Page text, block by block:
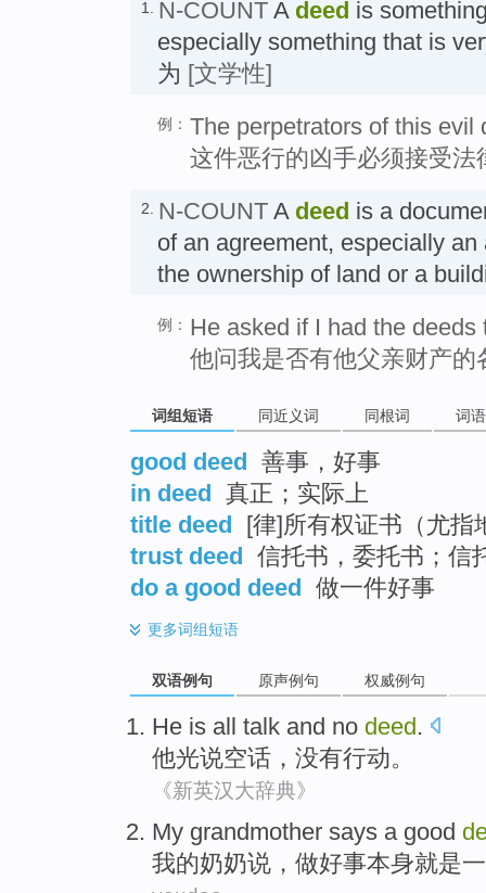
1. N-COUNT A deed is
especially something that is
为 [文学性]
例： The perpetrators of this evil
这件恶行的凶手必须接受法
2. N-COUNT A deed is a
of an agreement, especially
the ownership of land or a
例： He asked if I had the deeds
他问我是否有他父亲财产的
词组短语 同近义词 同根词 词
good deed 善事，好事
in deed 真正；实际上
title deed [律]所有权证书（尤指
trust deed 信托书，委托书；信
do a good deed 做一件好事
更多词组短语
双语例句 原声例句 权威例句
He is all talk and no deed.
他光说空话 ， 没有行动。
《新英汉大辞典》
My grandmother says agood
我的奶奶说，做好事本身就是